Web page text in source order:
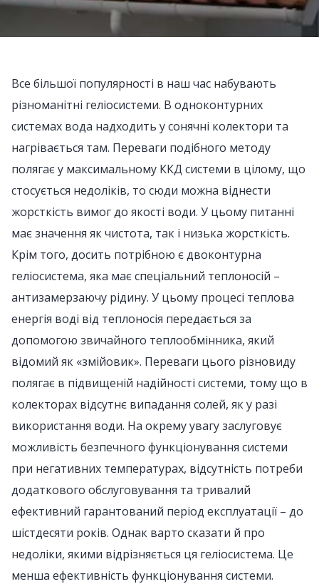
Все більшої популярності в наш час набувають
різноманітні геліосистеми. В одноконтурних
системах вода надходить у сонячні колектори та
нагрівається там. Переваги подібного методу
полягає у максимальному ККД системи в цілому, що
стосується недоліків, то сюди можна віднести
жорсткість вимог до якості води. У цьому питанні
має значення як чистота, так і низька жорсткість.
Крім того, досить потрібною є двоконтурна
геліосистема, яка має спеціальний теплоносій –
антизамерзаючу рідину. У цьому процесі теплова
енергія воді від теплоносія передається за
допомогою звичайного теплообмінника, який
відомий як «змійовик». Переваги цього різновиду
полягає в підвищеній надійності системи, тому що в
колекторах відсутнє випадання солей, як у разі
використання води. На окрему увагу заслуговує
можливість безпечного функціонування системи
при негативних температурах, відсутність потреби
додаткового обслуговування та тривалий
ефективний гарантований період експлуатації – до
шістдесяти років. Однак варто сказати й про
недоліки, якими відрізняється ця геліосистема. Це
менша ефективність функціонування системи.